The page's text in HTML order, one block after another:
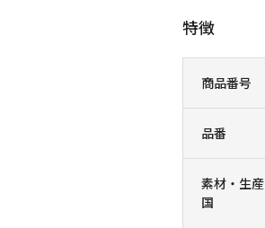
商品番号
品番
素材・生産
国
特徴